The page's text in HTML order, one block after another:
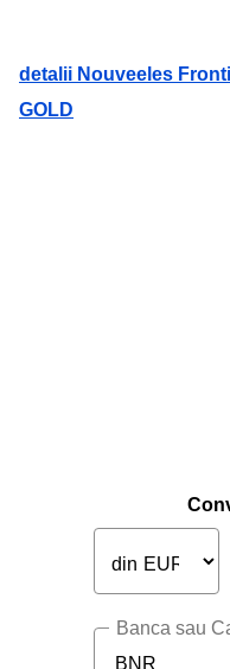
detalii Nouveeles
GOLD
Banca sau